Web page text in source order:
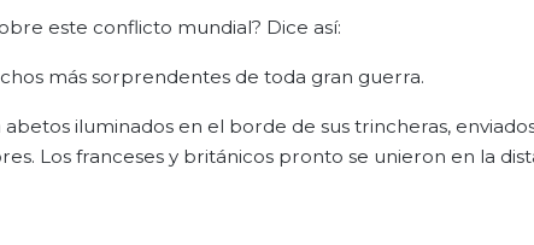
este conflicto mundial? Dice así:
más sorprendentes de toda gran guerra.
iluminados en el borde de sus trincheras,
Los franceses y británicos pronto se unieron en la